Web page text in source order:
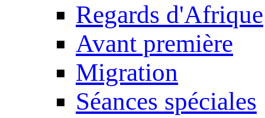
Regards d'Afrique
Avant première
Migration
Séances spéciales